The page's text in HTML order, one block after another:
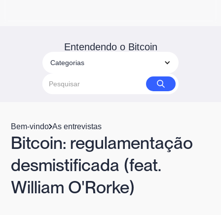
Entendendo o Bitcoin
Categorias
Bem-vindo As entrevistas
Bitcoin: regulamentação
desmistificada (feat.
William O'Rorke)